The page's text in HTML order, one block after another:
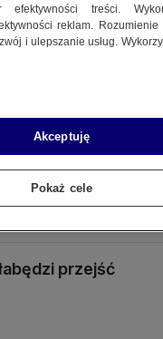
Zamkną
Trasy
zwężona
przejść
efektywności treści.
reklam.
i ulepszanie usług.
Akceptuję
Pokaż cele